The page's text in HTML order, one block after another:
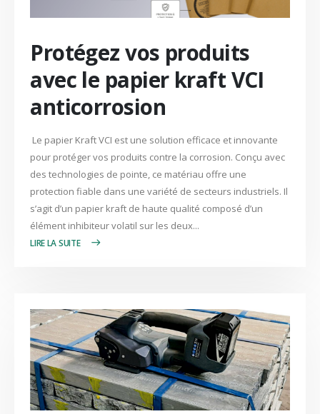
Protégez vos produits
avec le papier kraft VCI
anticorrosion
Le papier Kraft VCI est une solution efficace et innovante
pour protéger vos produits contre la corrosion. Conçu avec
des technologies de pointe, ce matériau offre une
protection fiable dans une variété de secteurs industriels. Il
s’agit d’un papier kraft de haute qualité composé d’un
élément inhibiteur volatil sur les deux...